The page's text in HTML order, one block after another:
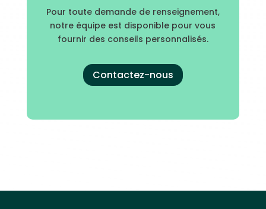
Pour toute demande de renseignement,
notre équipe est disponible pour vous
fournir des conseils personnalisés.
Contactez-nous